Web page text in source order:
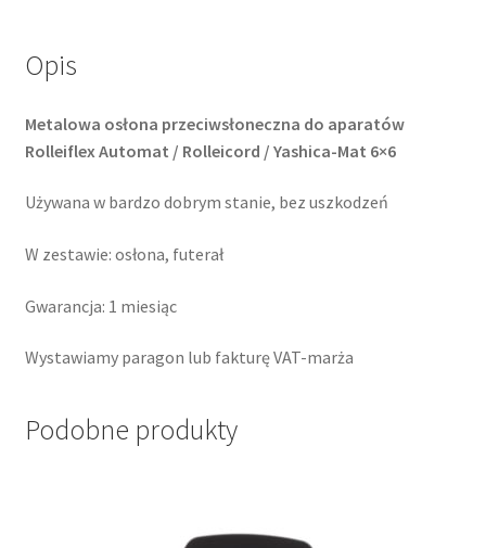
B-
30
Opis
Metalowa osłona przeciwsłoneczna do aparatów
Rolleiflex Automat / Rolleicord / Yashica-Mat 6×6
Używana w bardzo dobrym stanie, bez uszkodzeń
W zestawie: osłona, futerał
Gwarancja: 1 miesiąc
Wystawiamy paragon lub fakturę VAT-marża
Podobne produkty